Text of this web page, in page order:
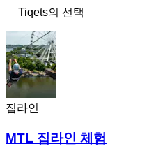
Tiqets의 선택
집라인
MTL 집라인 체험